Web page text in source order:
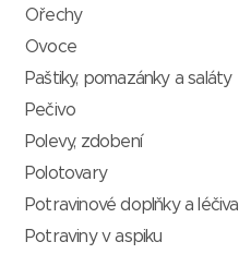
Ořechy
Ovoce
Paštiky, pomazánky a saláty
Pečivo
Polevy, zdobení
Polotovary
Potravinové doplňky a léčiva
Potraviny v aspiku